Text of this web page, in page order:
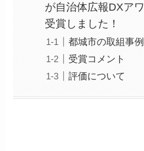
が自治体広報DXア
受賞しました！
都城市の取組事
受賞コメント
評価について